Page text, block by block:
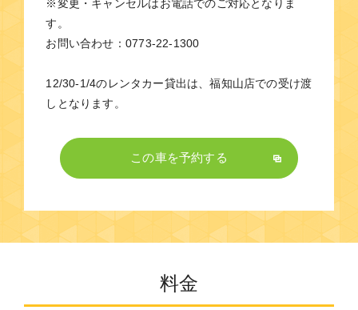
※変更・キャンセルはお電話でのご対応となりま
す。
お問い合わせ：0773-22-1300
12/30-1/4のレンタカー貸出は、福知山店での受け渡
しとなります。
この車を予約する
料金